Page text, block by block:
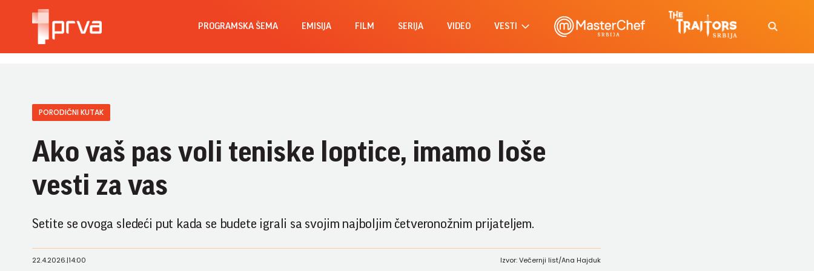
PROGRAMSKA ŠEMA EMISIJA FILM SERIJA VIDEO VESTI
PORODIČNI KUTAK
Ako vaš pas voli teniske loptice, imamo loše
vesti za vas
Setite se ovoga sledeći put kada se budete igrali sa svojim najboljim četveronožnim prijateljem.
22.4.2026.|14:00 Izvor: Večernji list/Ana Hajduk